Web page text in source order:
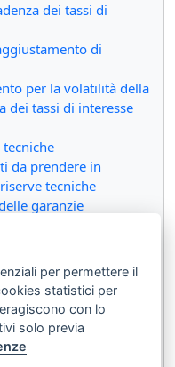
dei tassi di
di
per la volatilità della
dei tassi di interesse
da prendere in
tecniche
garanzie
da contratti
dati
delle riserve
per permettere il
statistici per
con lo
solo previa